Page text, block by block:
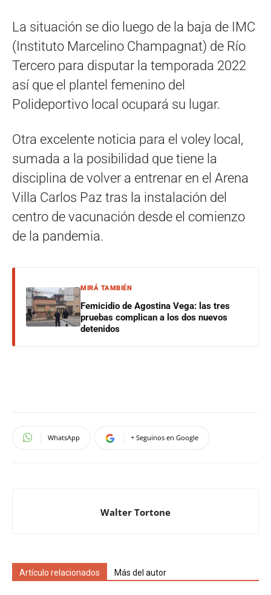
La situación se dio luego de la baja de IMC
(Instituto Marcelino Champagnat) de Río
Tercero para disputar la temporada 2022
así que el plantel femenino del
Polideportivo local ocupará su lugar.
Otra excelente noticia para el voley local,
sumada a la posibilidad que tiene la
disciplina de volver a entrenar en el Arena
Villa Carlos Paz tras la instalación del
centro de vacunación desde el comienzo
de la pandemia.
MIRÁ TAMBIÉN
Femicidio de Agostina Vega: las tres
pruebas complican a los dos nuevos
detenidos
WhatsApp + Seguinos en Google
Walter Tortone
Artículo relacionados Más del autor